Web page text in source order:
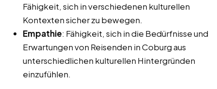
Fähigkeit, sich in verschiedenen kulturellen
Kontexten sicher zu bewegen.
Empathie: Fähigkeit, sich in die Bedürfnisse und
Erwartungen von Reisenden in Coburg aus
unterschiedlichen kulturellen Hintergründen
einzufühlen.